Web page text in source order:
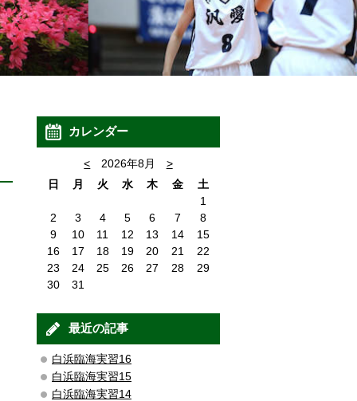
カレンダー
< 2026年8月
>
日
月 火 水 木 金
土
1
2
3 4 5 6 7
8
9
10 11 12 13 14
15
16
17 18 19 20 21
22
23
24 25 26 27 28
29
30
31
最近の記事
白浜臨海実習16
白浜臨海実習15
白浜臨海実習14